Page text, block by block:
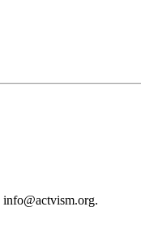
info@actvism.org.